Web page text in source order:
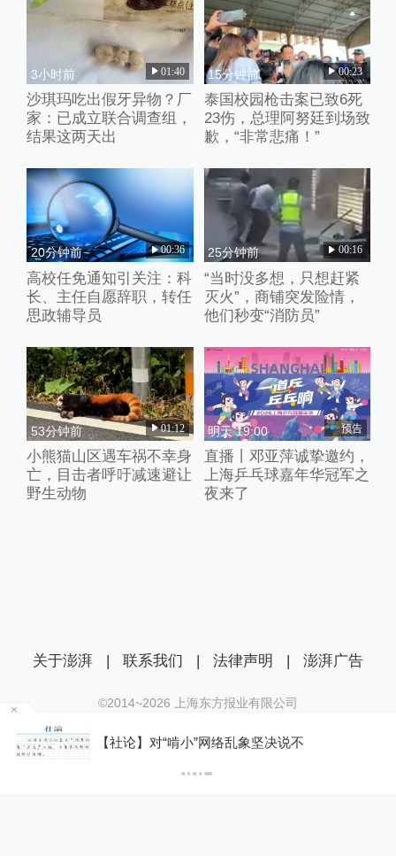
3小时前 01:40
沙琪玛吃出假牙异物？厂
家：已成立联合调查组，
结果这两天出
15分钟前 00:23
泰国校园枪击案已致6死
23伤，总理阿努廷到场致
歉，“非常悲痛！”
20分钟前 00:36
高校任免通知引关注：科
长、主任自愿辞职，转任
思政辅导员
25分钟前 00:16
“当时没多想，只想赶紧
灭火”，商铺突发险情，
他们秒变“消防员”
53分钟前 01:12
小熊猫山区遇车祸不幸身
亡，目击者呼吁减速避让
野生动物
明天 19:00 预告
直播丨邓亚萍诚挚邀约，
上海乒乓球嘉年华冠军之
夜来了
【社论】对“啃小”网络乱象坚决说不
关于澎湃 | 联系我们 | 法律声明 | 澎湃广告
©2014~2026 上海东方报业有限公司
互联网新闻信息服务许可证：31120170006
沪公网安备 31010602000299号